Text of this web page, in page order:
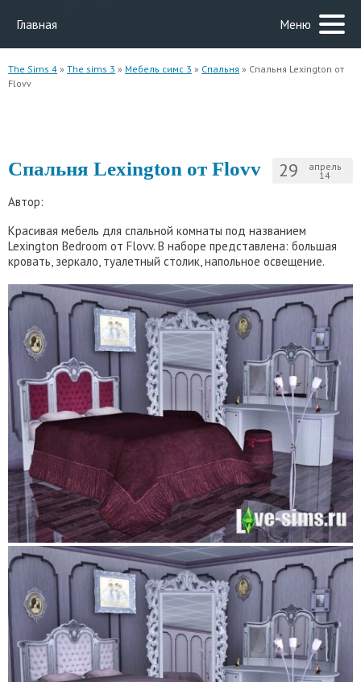
Главная Меню
The Sims 4 » The sims 3 » Мебель симс 3 » Спальня » Спальня Lexington от
Flovv
29 апрель
14
Спальня Lexington от Flovv
Автор:
Красивая мебель для спальной комнаты под названием
Lexington Bedroom от Flovv. В наборе представлена: большая
кровать, зеркало, туалетный столик, напольное освещение.